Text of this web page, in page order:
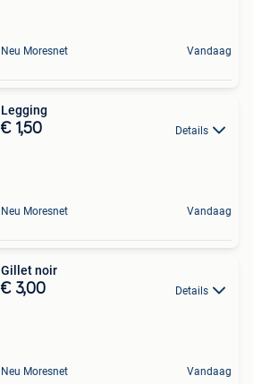
Neu Moresnet Vandaag
Legging
€ 1,50 Details
Neu Moresnet Vandaag
Gillet noir
€ 3,00 Details
Neu Moresnet Vandaag